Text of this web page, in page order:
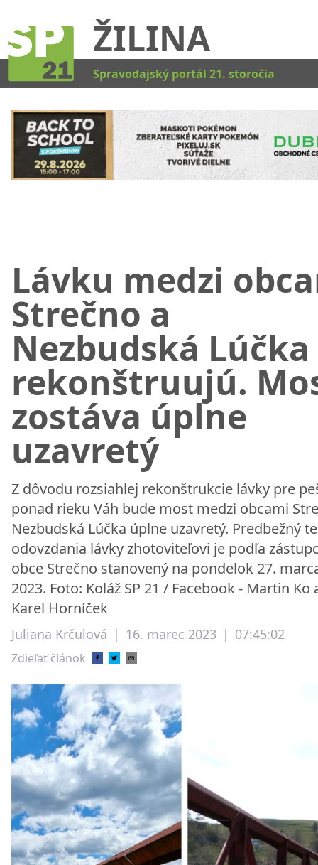
ŽILINA
Spravodajský portál 21. storočia
Lávku medzi
Strečno a
Nezbudská Lúčka
rekonštruujú.
zostáva úplne
uzavretý
Z dôvodu rozsiahlej rekonštrukcie lávky pre
ponad rieku Váh bude most medzi obcami
Nezbudská Lúčka úplne uzavretý. Predbežný
odovzdania lávky zhotoviteľovi je podľa
obce Strečno stanovený na pondelok 27.
2023. Foto: Koláž SP 21 / Facebook - Martin Ko
Karel Horníček
Juliana Krčulová | 16. marec 2023 | 07:45:02
Zdieľať článok